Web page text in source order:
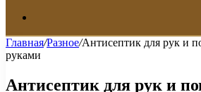
Главная/Разное/Антисептик для рук и
руками
Антисептик для рук и